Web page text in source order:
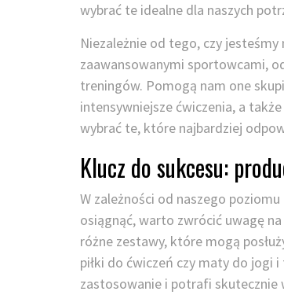
wybrać te idealne dla naszych
Niezależnie od tego, czy
zaawansowanymi sportowcami,
treningów. Pomogą nam one
intensywniejsze ćwiczenia, a
wybrać te, które najbardziej
Klucz do sukcesu:
W zależności od naszego
osiągnąć, warto zwrócić uwagę
różne zestawy, które mogą
piłki do ćwiczeń czy maty do jogi
zastosowanie i potrafi skutecznie